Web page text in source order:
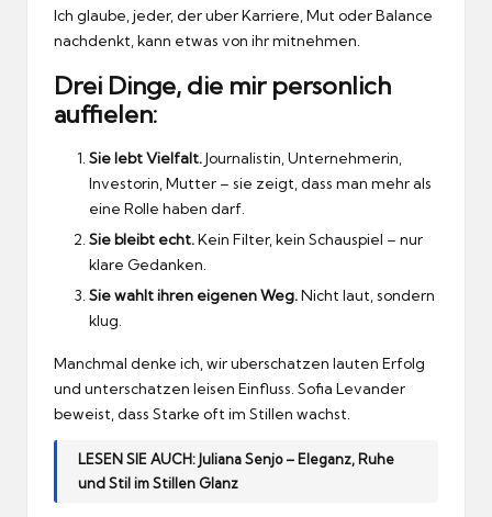
Ich glaube, jeder, der uber Karriere, Mut oder Balance
nachdenkt, kann etwas von ihr mitnehmen.
Drei Dinge, die mir personlich
auffielen:
Sie lebt Vielfalt.Journalistin, Unternehmerin,
Investorin, Mutter – sie zeigt, dass man mehr als
eine Rolle haben darf.
Sie bleibt echt.Kein Filter, kein Schauspiel – nur
klare Gedanken.
Sie wahlt ihren eigenen Weg.Nicht laut, sondern
klug.
Manchmal denke ich, wir uberschatzen lauten Erfolg
und unterschatzen leisen Einfluss. Sofia Levander
beweist, dass Starke oft im Stillen wachst.
LESEN SIE AUCH: Juliana Senjo – Eleganz, Ruhe
und Stil im Stillen Glanz